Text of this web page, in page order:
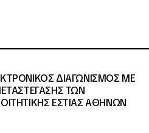
ΔΙΑΓΩΝΙΣΜΟΣ ΜΕ
ΤΩΝ
ΕΣΤΙΑΣ ΑΘΗΝΩΝ